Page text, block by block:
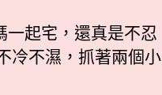
起宅，還真是不忍
冷不濕，抓著兩個小